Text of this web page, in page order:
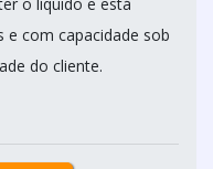
com capacidade sob
do cliente.